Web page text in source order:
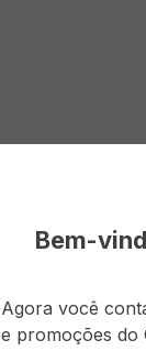
Bem-
Agora você
e promoções do